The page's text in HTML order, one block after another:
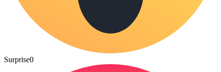
Surprise0